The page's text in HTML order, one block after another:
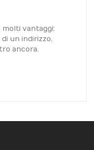
vantaggi:
un indirizzo,
ancora.